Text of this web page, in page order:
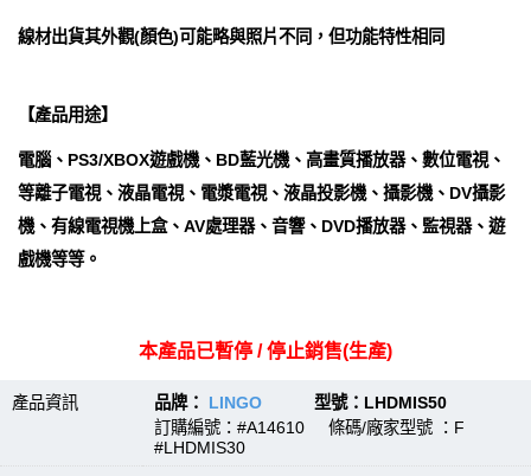
線材出貨其外觀(顏色)可能略與照片不同，但功能特性相同
【產品用途】
電腦、PS3/XBOX遊戲機、BD藍光機、高畫質播放器、數位電視、
等離子電視、液晶電視、電漿電視、液晶投影機、攝影機、DV攝影
機、有線電視機上盒、AV處理器、音響、DVD播放器、監視器、遊
戲機等等。
本產品已暫停 / 停止銷售(生產)
產品資訊 品牌： LINGO 型號：LHDMIS50
訂購編號：#A14610 條碼/廠家型號 ：F
#LHDMIS30